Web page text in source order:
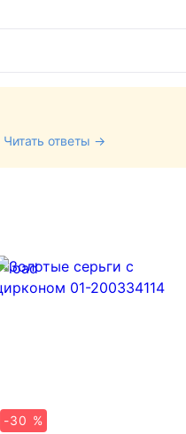
Читать ответы →
-30 %